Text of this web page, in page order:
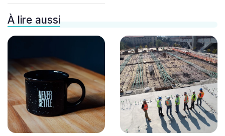
À lire aussi